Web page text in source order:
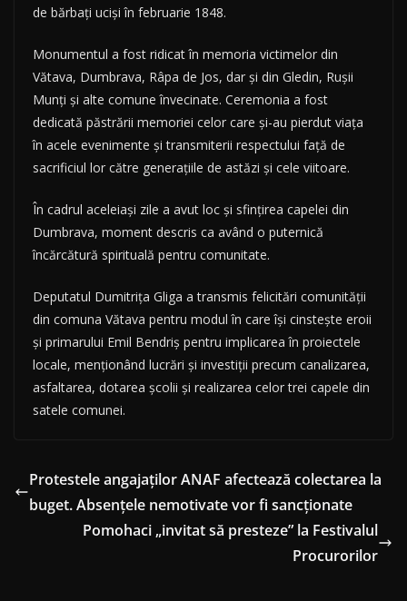
de bărbați uciși în februarie 1848.
Monumentul a fost ridicat în memoria victimelor din
Vătava, Dumbrava, Râpa de Jos, dar și din Gledin, Rușii
Munți și alte comune învecinate. Ceremonia a fost
dedicată păstrării memoriei celor care și-au pierdut viața
în acele evenimente și transmiterii respectului față de
sacrificiul lor către generațiile de astăzi și cele viitoare.
În cadrul aceleiași zile a avut loc și sfințirea capelei din
Dumbrava, moment descris ca având o puternică
încărcătură spirituală pentru comunitate.
Deputatul Dumitrița Gliga a transmis felicitări comunității
din comuna Vătava pentru modul în care își cinstește eroii
și primarului Emil Bendriș pentru implicarea în proiectele
locale, menționând lucrări și investiții precum canalizarea,
asfaltarea, dotarea școlii și realizarea celor trei capele din
satele comunei.
Protestele angajaților ANAF afectează colectarea la
buget. Absențele nemotivate vor fi sancționate
Pomohaci „invitat să presteze” la Festivalul
Procurorilor